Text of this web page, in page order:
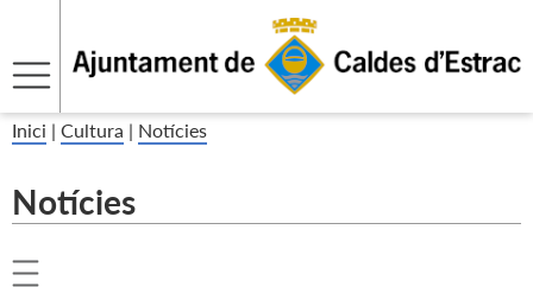
Inici | Cultura | Notícies
Notícies